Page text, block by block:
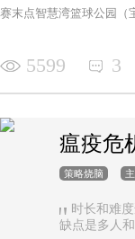
赛末点智慧湾篮球公园（
5599 3
瘟疫危
策略烧脑
时长和难
缺点是多人